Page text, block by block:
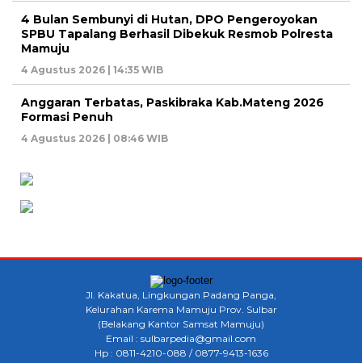
4 Bulan Sembunyi di Hutan, DPO Pengeroyokan
SPBU Tapalang Berhasil Dibekuk Resmob Polresta
Mamuju
4 Agustus 2026 | 14:35 WIB
Anggaran Terbatas, Paskibraka Kab.Mateng 2026
Formasi Penuh
4 Agustus 2026 | 08:46 WIB
Jl. Kakatua, Lingkungan Padang Panga,
Kelurahan Karema Mamuju Prov. Sulbar
(Belakang Kantor Samsat Mamuju)
Email : sulbarpedia@gmail.com
Hp : 0811-4210-088 / 0877-9413-1636